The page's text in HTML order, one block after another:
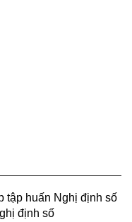
tập huấn Nghị định số
định số